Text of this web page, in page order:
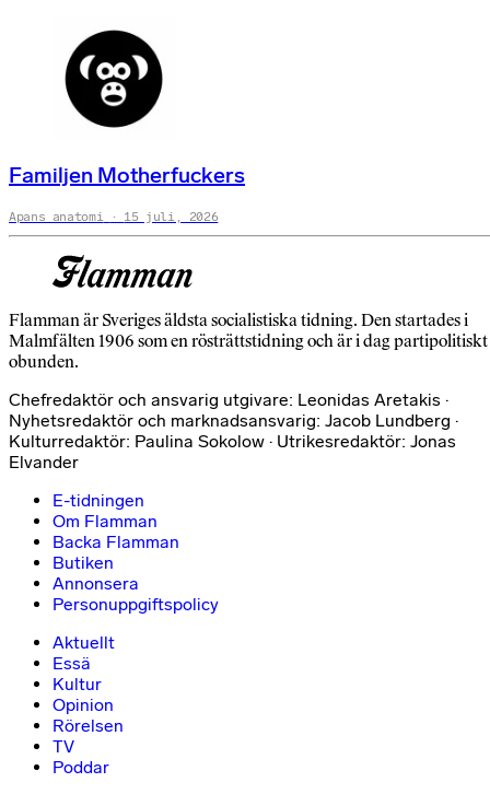
Familjen Motherfuckers
Apans anatomi 15 juli, 2026
Flamman är Sveriges äldsta socialistiska tidning. Den startades i
Malmfälten 1906 som en rösträttstidning och är i dag partipolitiskt
obunden.
Chefredaktör och ansvarig utgivare: Leonidas Aretakis ·
Nyhetsredaktör och marknadsansvarig: Jacob Lundberg ·
Kulturredaktör: Paulina Sokolow · Utrikesredaktör: Jonas
Elvander
E-tidningen
Om Flamman
Backa Flamman
Butiken
Annonsera
Personuppgiftspolicy
Aktuellt
Essä
Kultur
Opinion
Rörelsen
TV
Poddar